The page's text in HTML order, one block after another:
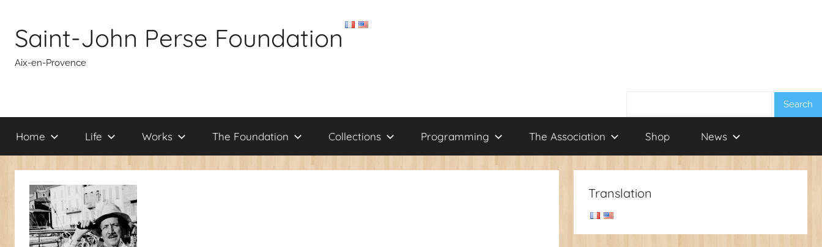
content
Saint-John Perse Foundation
Aix-en-Provence
Home Life Works The Foundation Collections Programming The Association Shop News
Translation